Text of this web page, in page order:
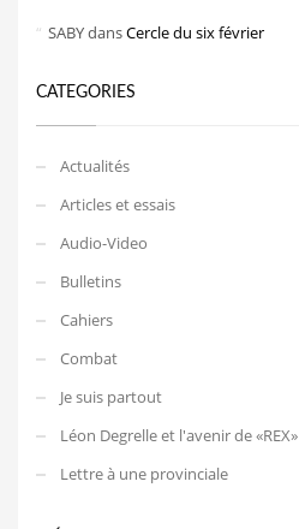
SABYdansCercle du six février
CATEGORIES
Actualités
Articles et essais
Audio-Video
Bulletins
Cahiers
Combat
Je suis partout
Léon Degrelle et l'avenir de «REX»
Lettre à une provinciale